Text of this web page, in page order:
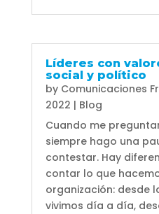
Líderes con
social y político
by Comunicaciones
2022 | Blog
Cuando me
siempre hago una
contestar. Hay
contar lo que
organización: desde
vivimos día a día,